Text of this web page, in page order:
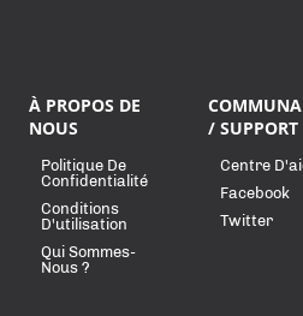
À PROPOS DE
NOUS
Politique De
Confidentialité
Conditions
D'utilisation
Qui Sommes-
Nous ?
/ SUPPORT
Centre
Facebook
Twitter